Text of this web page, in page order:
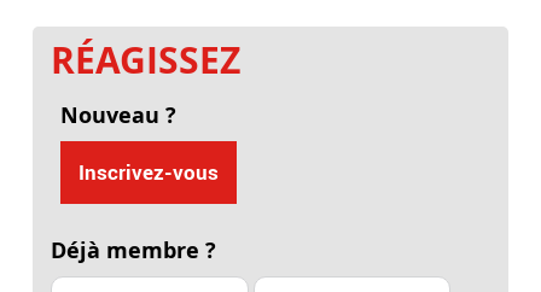
RÉAGISSEZ
Nouveau ?
Inscrivez-vous
Déjà membre ?